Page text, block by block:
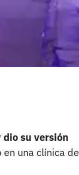
su versión
una clínica de